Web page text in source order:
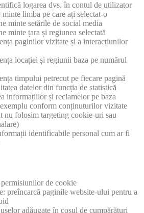
logarea dvs. în contul de utilizator
limba pe care ați selectat-o
minte setările de social media
minte țara și regiunea selectată
paginilor vizitate și a interacțiunilor
locației și regiunii baza pe numărul
timpului petrecut pe fiecare pagină
datelor din funcția de statistică
informațiilor și reclamelor pe baza
conform conținuturilor vizitate
nu folosim targeting cookie-uri sau
identificabile personal cum ar fi
de cookie
preîncarcă paginile website-ului pentru a
adăugate în coșul de cumpărături